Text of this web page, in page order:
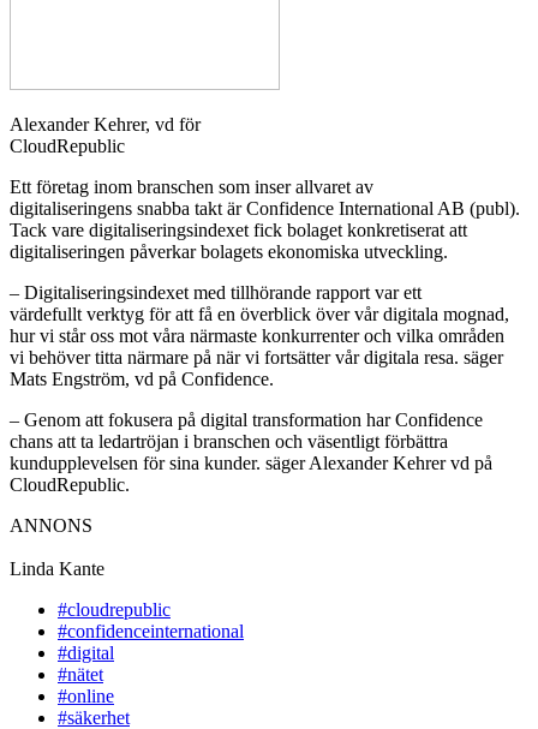
Alexander Kehrer, vd för
CloudRepublic
Ett företag inom branschen som inser allvaret av
digitaliseringens snabba takt är Confidence International AB (publ).
Tack vare digitaliseringsindexet fick bolaget konkretiserat att
digitaliseringen påverkar bolagets ekonomiska utveckling.
– Digitaliseringsindexet med tillhörande rapport var ett
värdefullt verktyg för att få en överblick över vår digitala mognad,
hur vi står oss mot våra närmaste konkurrenter och vilka områden
vi behöver titta närmare på när vi fortsätter vår digitala resa. säger
Mats Engström, vd på Confidence.
– Genom att fokusera på digital transformation har Confidence
chans att ta ledartröjan i branschen och väsentligt förbättra
kundupplevelsen för sina kunder. säger Alexander Kehrer vd på
CloudRepublic.
ANNONS
Linda Kante
#cloudrepublic
#confidenceinternational
#digital
#nätet
#online
#säkerhet